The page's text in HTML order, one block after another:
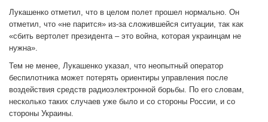
Лукашенко отметил, что в целом полет прошел нормально. Он
отметил, что «не парится» из-за сложившейся ситуации, так как
«сбить вертолет президента – это война, которая украинцам не
нужна».
Тем не менее, Лукашенко указал, что неопытный оператор
беспилотника может потерять ориентиры управления после
воздействия средств радиоэлектронной борьбы. По его словам,
несколько таких случаев уже было и со стороны России, и со
стороны Украины.